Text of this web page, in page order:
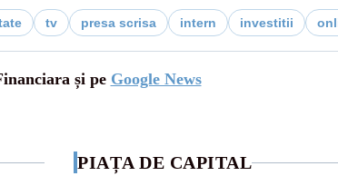
tv presa scrisa intern investitii
și pe Google News
PIAȚA DE CAPITAL